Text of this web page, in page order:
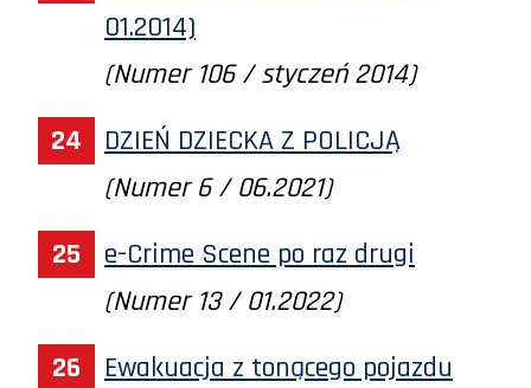
01.2014)
(Numer 106 / styczeń 2014)
DZIEŃ DZIECKA Z POLICJĄ
(Numer 6 / 06.2021)
e-Crime Scene po raz drugi
(Numer 13 / 01.2022)
Ewakuacja z tonącego pojazdu